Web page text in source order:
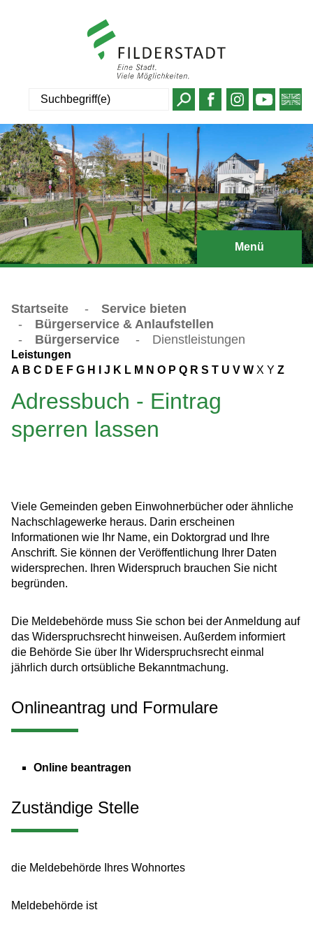
Menü
Startseite -
Service bieten
-
Bürgerservice & Anlaufstellen
-
Bürgerservice - Dienstleistungen
Leistungen
A B C D E F G H J K L M N O P Q R S T U V W X Y Z
Adressbuch - Eintrag
sperren lassen
Viele Gemeinden geben Einwohnerbücher oder ähnliche
Nachschlagewerke heraus. Darin erscheinen
Informationen wie Ihr Name, ein Doktorgrad und Ihre
Anschrift. Sie können der Veröffentlichung Ihrer Daten
widersprechen. Ihren Widerspruch brauchen Sie nicht
begründen.
Die Meldebehörde muss Sie schon bei der Anmeldung auf
das Widerspruchsrecht hinweisen. Außerdem informiert
die Behörde Sie über Ihr Widerspruchsrecht einmal
jährlich durch ortsübliche Bekanntmachung.
Onlineantrag und Formulare
Online beantragen
Zuständige Stelle
die Meldebehörde Ihres Wohnortes
Meldebehörde ist